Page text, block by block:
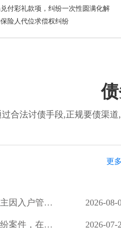
付彩礼款项，纠纷一次性圆满化解
险人代位求偿权纠纷
过合法讨债手段,正规要债渠
更
合肥讨债公司妥善化解河畔家园小区业主因入户管控、物业服务争议引发的物业费拒缴纠纷 2026-08-
合肥讨债公司成功调解一起婚约财产纠纷案件，在承办法官的耐心调解下，双方当事人自愿达成调解协议，有效化解了矛盾纠纷 2026-07-